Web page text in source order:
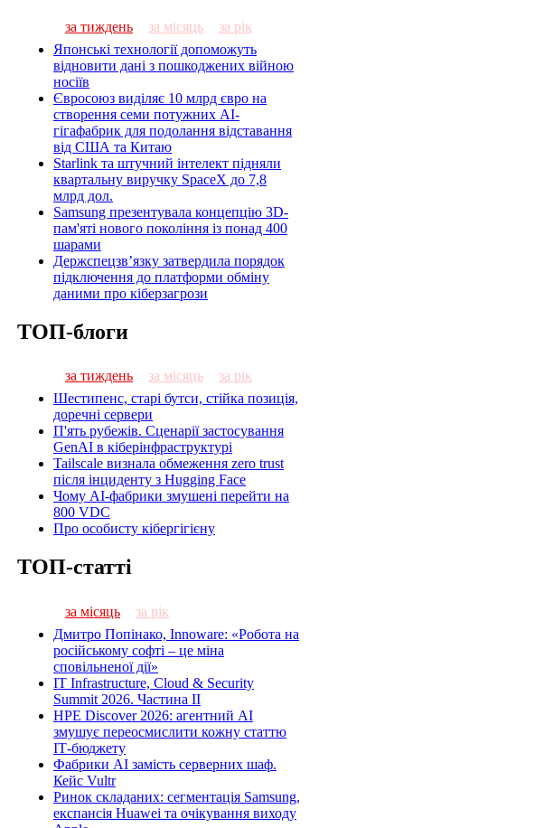
за тиждень за місяць
за рік
Японські технології допоможуть
відновити дані з пошкоджених війною
носіїв
Євросоюз виділяє 10 млрд євро на
створення семи потужних AI-
гігафабрик для подолання відставання
від США та Китаю
Starlink та штучний інтелект підняли
квартальну виручку SpaceX до 7,8
млрд дол.
Samsung презентувала концепцію 3D-
пам'яті нового покоління із понад 400
шарами
Держспецзв’язку затвердила порядок
підключення до платформи обміну
даними про кіберзагрози
ТОП-блоги
за тиждень за місяць
за рік
Шестипенс, старі бутси, стійка позиція,
доречні сервери
П'ять рубежів. Сценарії застосування
GenAI в кіберінфраструктурі
Tailscale визнала обмеження zero trust
після інциденту з Hugging Face
Чому AI-фабрики змушені перейти на
800 VDC
Про особисту кібергігієну
ТОП-статті
за місяць
за рік
Дмитро Попінако, Innoware: «Робота на
російському софті – це міна
сповільненої дії»
IT Infrastructure, Cloud & Security
Summit 2026. Частина ІІ
HPE Discover 2026: агентний AI
змушує переосмислити кожну статтю
ІТ-бюджету
Фабрики AI замість серверних шаф.
Кейс Vultr
Ринок складаних: сегментація Samsung,
експансія Huawei та очікування виходу